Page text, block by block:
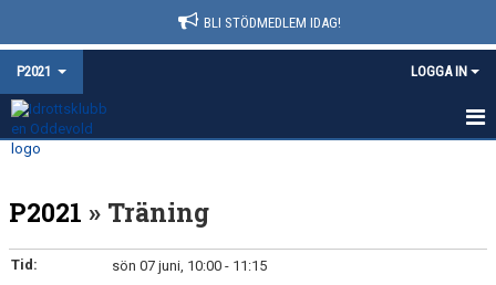
BLI STÖDMEDLEM IDAG!
P2021 LOGGA IN
HEM
NYHETER
KALENDER
P2021 » Träning
Tid:
sön 07 juni, 10:00 - 11:15